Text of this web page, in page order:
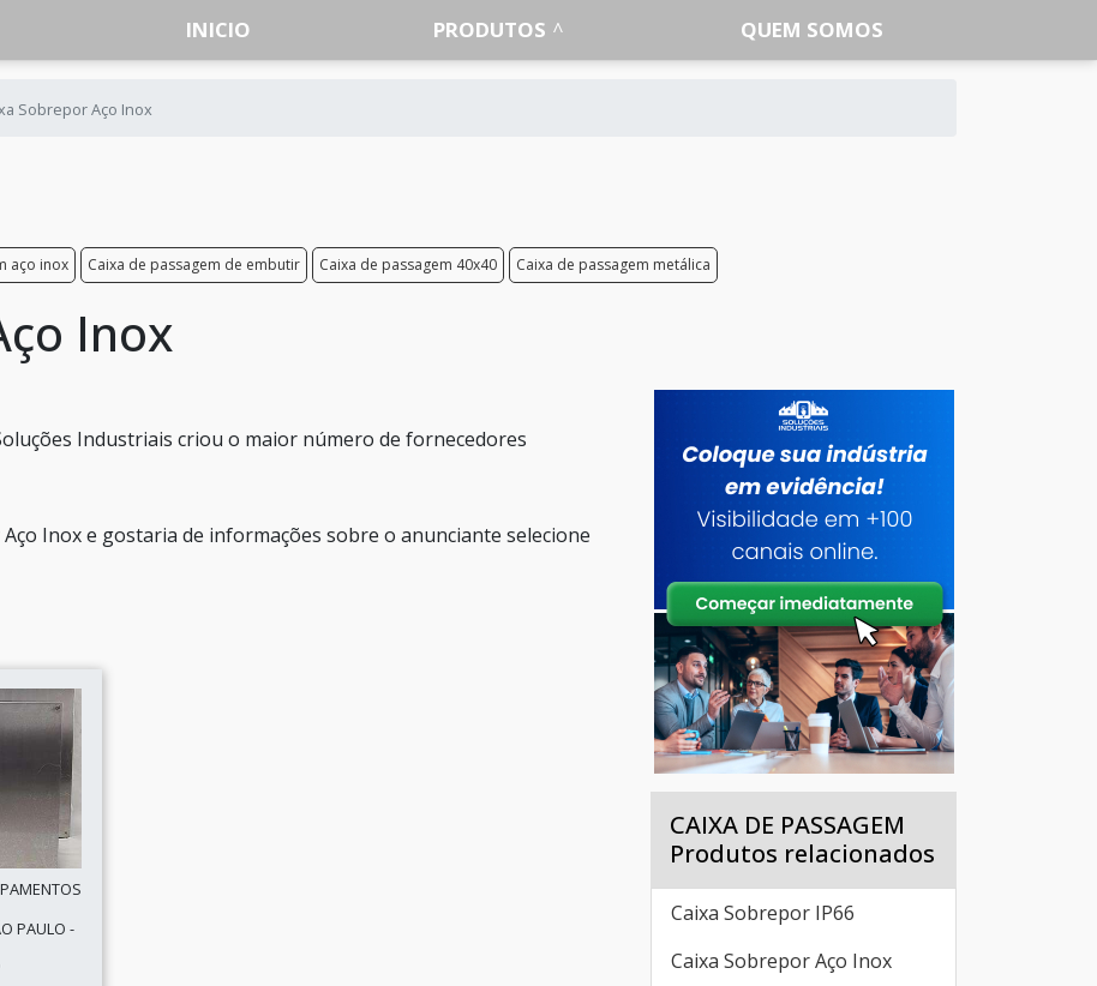
INICIO PRODUTOS QUEM SOMOS
Sobrepor Aço Inox
aço inox Caixa de passagem de embutir Caixa de passagem 40x40 Caixa de passagem metálica
Inox
Industriais criou o maior número de fornecedores
Inox e gostaria de informações sobre o anunciante selecione
PAULO -
CAIXA DE PASSAGEM
Produtos relacionados
Caixa Sobrepor IP66
Caixa Sobrepor Aço Inox